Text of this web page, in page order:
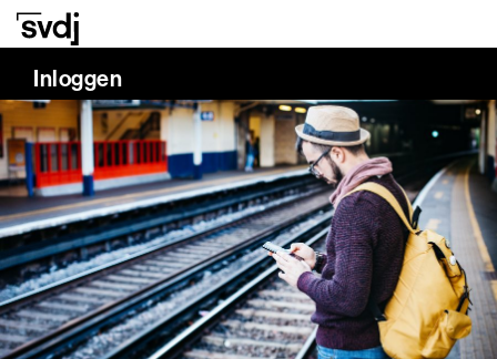
Naar hoofdinhoud
Inloggen
0.00%